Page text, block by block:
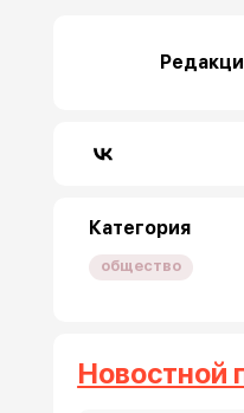
Категория
общество
Новостной